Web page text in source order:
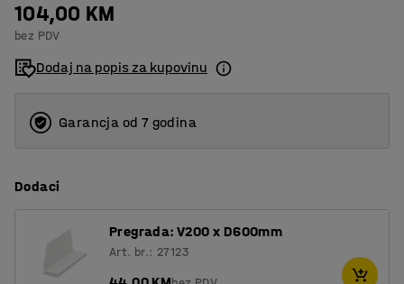
400
500
600
104,00 KM
bez PDV
Dodaj na popis za kupovinu
Garancja od 7 godina
Dodaci
Pregrada: V200 x D600mm
Art. br.: 27123